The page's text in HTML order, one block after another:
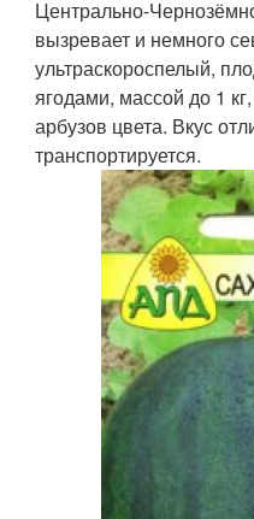
Центрально-
вызревает и немного
ультраскороспелый,
ягодами, массой до 1
арбузов цвета. Вкус
транспортируется.